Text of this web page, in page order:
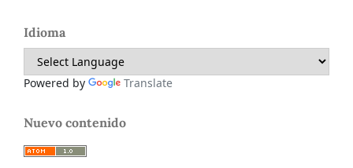
Idioma
Powered by Translate
Nuevo contenido